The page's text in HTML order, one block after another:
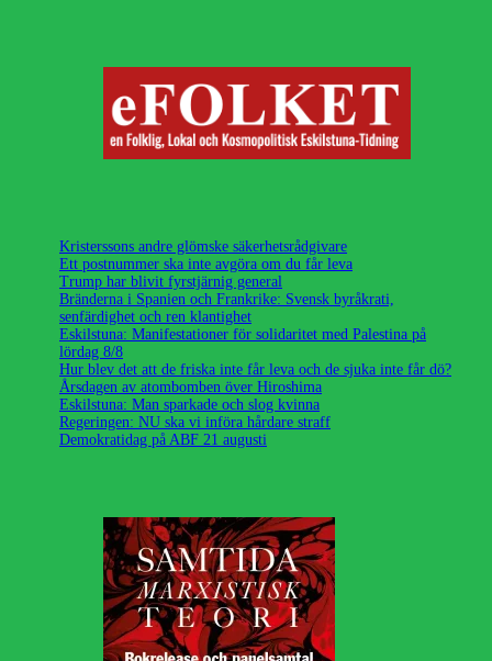
Kristerssons andre glömske säkerhetsrådgivare
Ett postnummer ska inte avgöra om du får leva
Trump har blivit fyrstjärnig general
Bränderna i Spanien och Frankrike: Svensk byråkrati,
senfärdighet och ren klantighet
Eskilstuna: Manifestationer för solidaritet med Palestina på
lördag 8/8
Hur blev det att de friska inte får leva och de sjuka inte får dö?
Årsdagen av atombomben över Hiroshima
Eskilstuna: Man sparkade och slog kvinna
Regeringen: NU ska vi införa hårdare straff
Demokratidag på ABF 21 augusti